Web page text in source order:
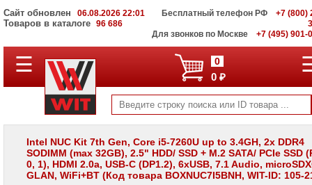
Сайт обновлен 06.08.2026 22:01
Товаров в каталоге 96 686
Бесплатный телефон РФ
+7 (800)
Для звонков по Москве
+7 (495) 901-
ПОЛНЫЙ
КАТАЛОГ
Корпоративные
серверы
WIT
Системы
хранения
данных
☰ 0
0 ₽
Intel NUC Kit 7th Gen, Core i5-7260U up to 3.4GH, 2x DDR4
SODIMM (max 32GB), 2.5" HDD/ SSD + M.2 SATA/ PCIe SSD
0, 1), HDMI 2.0a, USB-C (DP1.2), 6xUSB, 7.1 Audio,
GLAN, WiFi+BT (Код товара BOXNUC7I5BNH, WIT-ID: 105-